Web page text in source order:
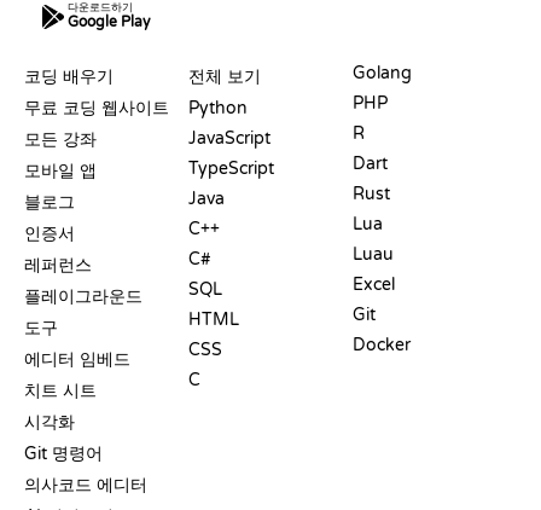
다운로드하기
Google Play
코딩 배우기
무료 코딩 웹사이트
모든 강좌
모바일 앱
블로그
인증서
레퍼런스
플레이그라운드
도구
에디터 임베드
치트 시트
시각화
Git 명령어
의사코드 에디터
전체 보기
Python
JavaScript
TypeScript
Java
C++
C#
SQL
HTML
CSS
C
Golang
PHP
R
Dart
Rust
Lua
Luau
Excel
Git
Docker